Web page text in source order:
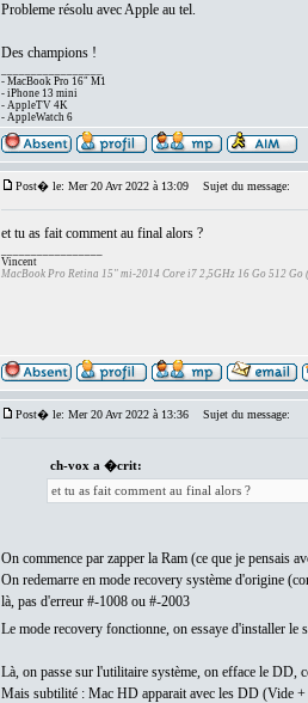
Probleme résolu avec Apple au tel.
Des champions !
- MacBook Pro 16" M1
- iPhone 13 mini
- AppleTV 4K
- AppleWatch 6
Post� le: Mer 20 Avr 2022 à 13:09 Sujet du message:
et tu as fait comment au final alors ?
Vincent
MacBook Pro Retina 15" mi-2014 Core i7 2,5GHz 16 Go 512 Go
Post� le: Mer 20 Avr 2022 à 13:36 Sujet du message:
ch-vox a �crit:
et tu as fait comment au final alors ?
On commence par zapper la Ram (ce que je pensais
On redemarre en mode recovery système d'origine
là, pas d'erreur #-1008 ou #-2003
Le mode recovery fonctionne, on essaye d'installer
Là, on passe sur l'utilitaire système, on efface le DD,
Mais subtilité : Mac HD apparait avec les DD (Vide